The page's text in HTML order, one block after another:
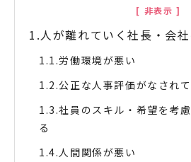
人が離れていく社長・会
労働環境が悪い
公正な人事評価がなされ
社員のスキル・希望を考
る
人間関係が悪い